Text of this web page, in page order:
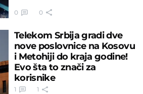
0 0
Telekom Srbija gradi dve
nove poslovnice na Kosovu
i Metohiji do kraja godine!
Evo šta to znači za
korisnike
1 1